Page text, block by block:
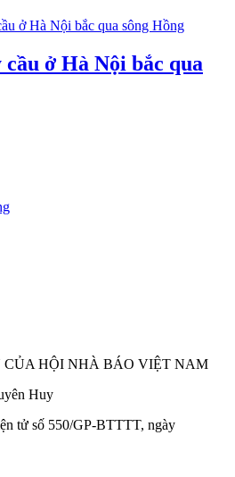
cầu ở Hà Nội bắc qua
HỘI NHÀ BÁO VIỆT NAM
Huy
tử số 550/GP-BTTTT, ngày